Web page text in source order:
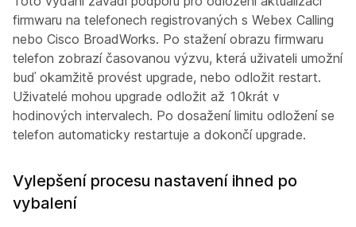
firmwaru na telefonech registrovaných s Webex Calling
nebo Cisco BroadWorks. Po stažení obrazu firmwaru
telefon zobrazí časovanou výzvu, která uživateli umožní
buď okamžitě provést upgrade, nebo odložit restart.
Uživatelé mohou upgrade odložit až 10krát v
hodinových intervalech. Po dosažení limitu odložení se
telefon automaticky restartuje a dokončí upgrade.
Vylepšení procesu nastavení ihned po
vybalení